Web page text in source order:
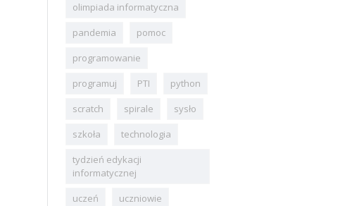
olimpiada informatyczna
pandemia
pomoc
programowanie
programuj
PTI
python
scratch
spirale
sysło
szkoła
technologia
tydzień edykacji
informatycznej
uczeń
uczniowie